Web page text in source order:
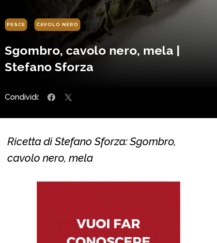
PESCE CAVOLO NERO
Sgombro, cavolo nero, mela |
Stefano Sforza
Condividi:
Ricetta di Stefano Sforza: Sgombro,
cavolo nero, mela